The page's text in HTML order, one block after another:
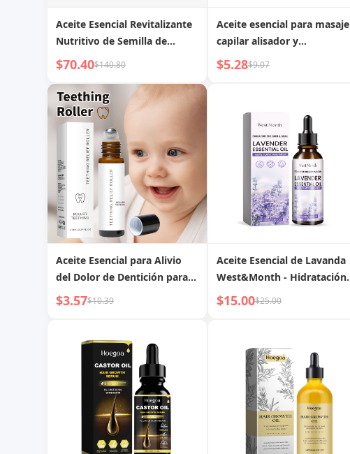
Aceite Esencial Revitalizante
Nutritivo de Semilla de
Peonía
$70.40$140.80
Aceite esencial para masaje
capilar alisador y
humectante sin aclarado,
$5.28$9.07
Aceite Esencial para Alivio
del Dolor de Dentición para
Bebés, Venta Caliente
Bebé 10ml Oral
$3.57$10.39
Aceite Esencial de Lavanda
West&Month - Hidratación
Profunda, Alivio del Estrés,
$15.00$25.00